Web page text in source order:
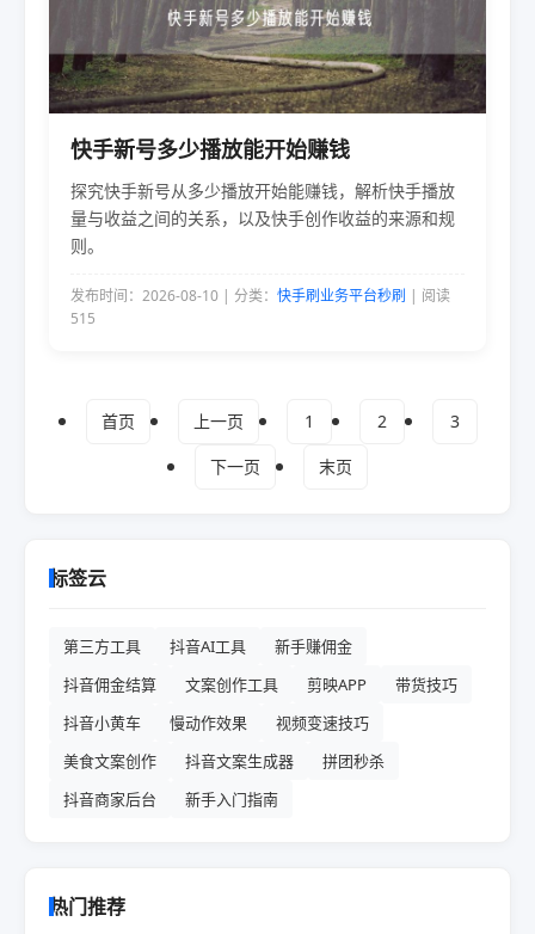
快手新号多少播放能开始赚钱
探究快手新号从多少播放开始能赚钱，解析快手播放
量与收益之间的关系，以及快手创作收益的来源和规
则。
发布时间：2026-08-10 | 分类： 快手刷业务平台秒刷 | 阅读
515
首页 上一页 1 2
3
下一页
末页
标签云
第三方工具 抖音AI工具
新手赚佣金
抖音佣金结算
文案创作工具 剪映APP
带货技巧
抖音小黄车
慢动作效果
视频变速技巧
美食文案创作
抖音文案生成器
拼团秒杀
抖音商家后台
新手入门指南
热门推荐